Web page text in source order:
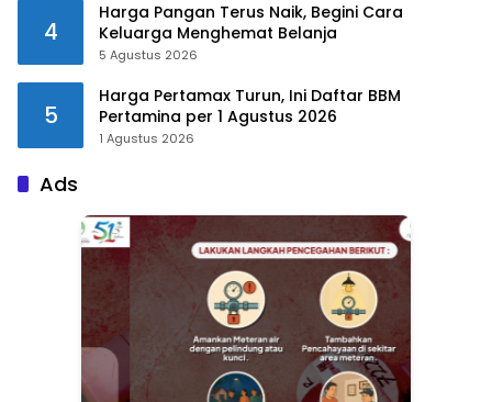
4
Harga Pangan Terus Naik, Begini Cara
Keluarga Menghemat Belanja
5 Agustus 2026
5
Harga Pertamax Turun, Ini Daftar BBM
Pertamina per 1 Agustus 2026
1 Agustus 2026
Ads